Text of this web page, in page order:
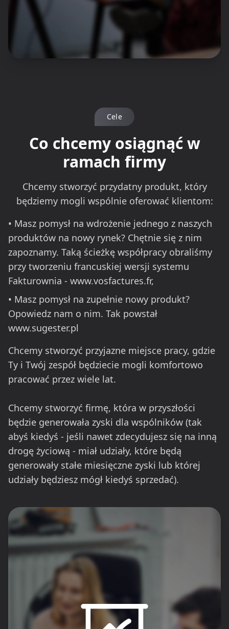
Cele
Co chcemy osiągnąć w
ramach firmy
Chcemy stworzyć przydatny produkt, który
będziemy mogli wspólnie oferować klientom:
• Masz pomysł na wdrożenie jednego z naszych
produktów na nowy rynek? Chętnie się z nim
zapoznamy. Taką ścieżkę współpracy obraliśmy
przy tworzeniu francuskiej wersji systemu
Fakturownia - www.vosfactures.fr,
• Masz pomysł na zupełnie nowy produkt?
Opowiedz nam o nim. Tak powstał
www.sugester.pl
Chcemy stworzyć przyjazne miejsce pracy, gdzie
Ty i Twój zespół będziecie mogli komfortowo
pracować przez wiele lat.
Chcemy stworzyć firmę, która w przyszłości
będzie generowała zyski dla wspólników (tak
abyś kiedyś - jeśli nawet zdecydujesz się na inną
drogę życiową - miał udziały, które będą
generowały stałe miesięczne zyski lub której
udziały będziesz mógł kiedyś sprzedać).